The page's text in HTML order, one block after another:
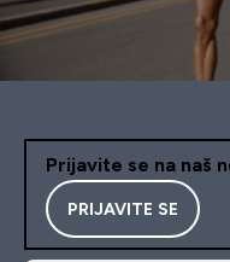
Prijavite se na naš
PRIJAVITE SE